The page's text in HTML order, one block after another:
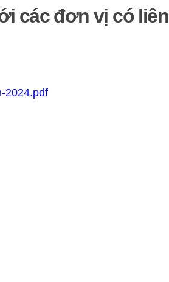
các đơn vị có liên
2024.pdf